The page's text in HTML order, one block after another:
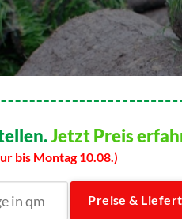
Jetzt Preis
bis Montag 10.08.)
Preise &